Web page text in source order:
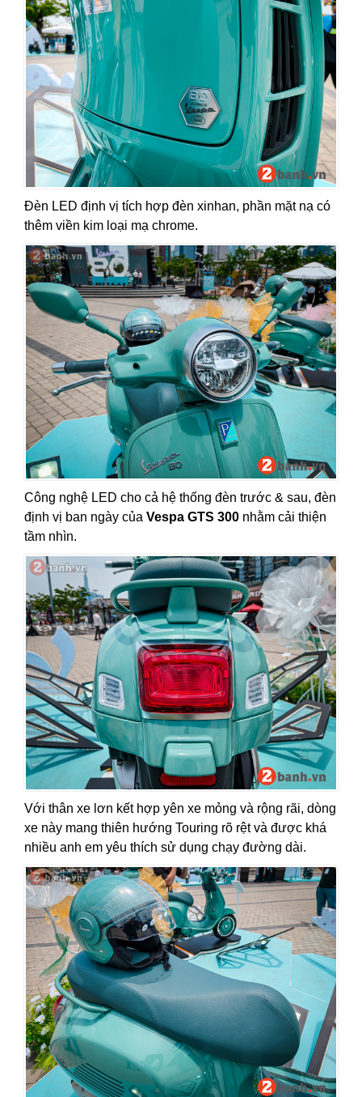
Đèn LED định vị tích hợp đèn xinhan, phần mặt nạ có
thêm viền kim loại mạ chrome.
Công nghệ LED cho cả hệ thống đèn trước & sau, đèn
định vị ban ngày của Vespa GTS 300 nhằm cải thiện
tầm nhìn.
Với thân xe lơn kết hợp yên xe mỏng và rộng rãi, dòng
xe này mang thiên hướng Touring rõ rệt và được khá
nhiều anh em yêu thích sử dụng chạy đường dài.